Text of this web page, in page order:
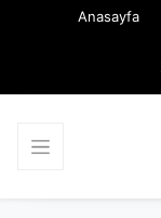
Anasayfa